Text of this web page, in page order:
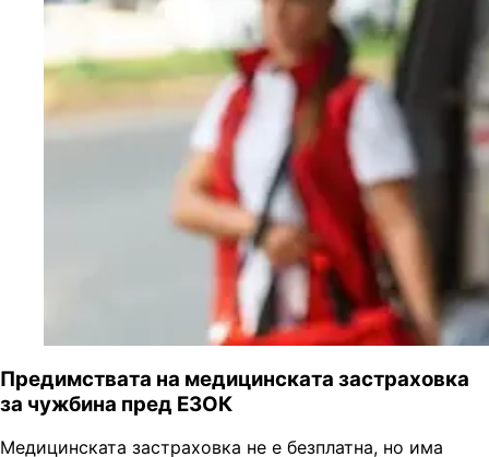
Предимствата на медицинската застраховка
за чужбина пред ЕЗОК
Медицинската застраховка не е безплатна, но има